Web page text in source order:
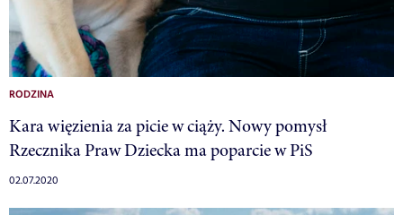
RODZINA
Kara więzienia za picie w ciąży. Nowy pomysł
Rzecznika Praw Dziecka ma poparcie w PiS
02.07.2020